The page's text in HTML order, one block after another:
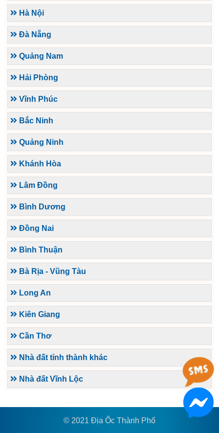
Hà Nội
Đà Nẵng
Quảng Nam
Hải Phòng
Vĩnh Phúc
Bắc Ninh
Quảng Ninh
Khánh Hòa
Lâm Đồng
Bình Dương
Đồng Nai
Bình Thuận
Bà Rịa - Vũng Tàu
Long An
Kiên Giang
Cần Thơ
Nhà đất tỉnh thành khác
Nhà đất Vĩnh Lộc
© 2021 Địa Ốc Thành Phố